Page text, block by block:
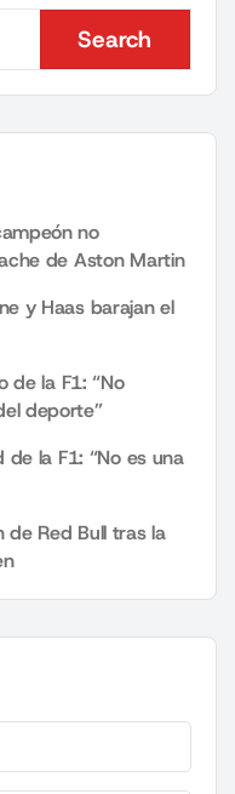
Search
Search
no
de Aston Martin
y Haas barajan el
de la F1: “No
deporte”
de la F1: “No es una
de Red Bull tras la